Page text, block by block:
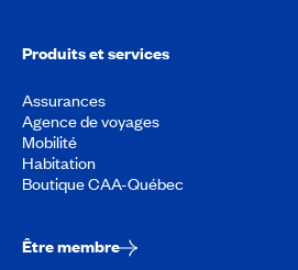
Produits et services
Assurances
Agence de voyages
Mobilité
Habitation
Boutique CAA-Québec
Être membre